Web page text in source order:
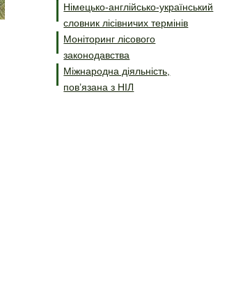
Німецько-англійсько-український
словник лісівничих термінів
Моніторинг лісового
законодавства
Міжнародна діяльність,
пов’язана з НІЛ